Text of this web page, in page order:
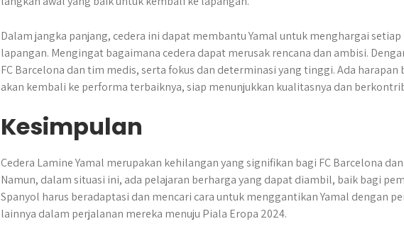
Dalam jangka panjang, cedera ini dapat membantu Yamal untuk menghargai
lapangan. Mengingat bagaimana cedera dapat merusak rencana dan ambisi.
FC Barcelona dan tim medis, serta fokus dan determinasi yang tinggi. Ada harapan
akan kembali ke performa terbaiknya, siap menunjukkan kualitasnya dan
Kesimpulan
​Cedera Lamine Yamal merupakan kehilangan yang signifikan bagi FC Barcelona
Namun, dalam situasi ini, ada pelajaran berharga yang dapat diambil, baik bagi
Spanyol harus beradaptasi dan mencari cara untuk menggantikan Yamal dengan
lainnya dalam perjalanan mereka menuju Piala Eropa 2024.